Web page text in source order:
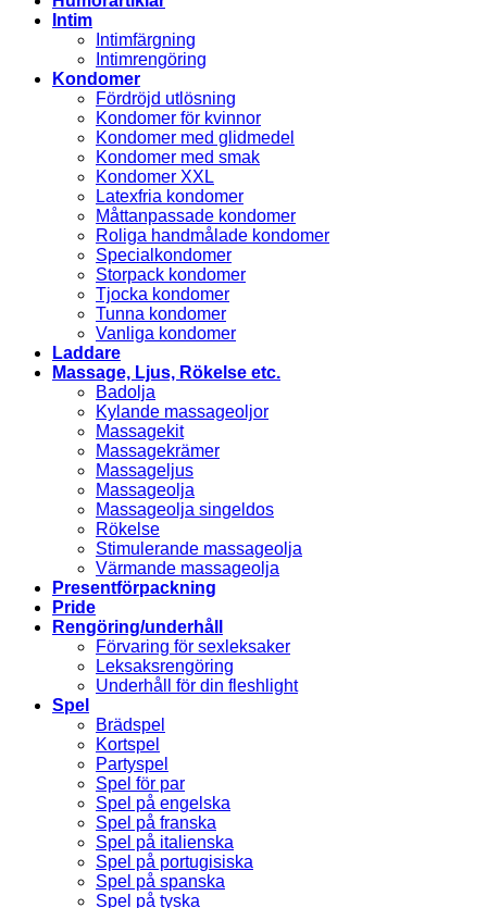
Intim
Intimfärgning
Intimrengöring
Kondomer
Fördröjd utlösning
Kondomer för kvinnor
Kondomer med glidmedel
Kondomer med smak
Kondomer XXL
Latexfria kondomer
Måttanpassade kondomer
Roliga handmålade kondomer
Specialkondomer
Storpack kondomer
Tjocka kondomer
Tunna kondomer
Vanliga kondomer
Laddare
Massage, Ljus, Rökelse etc.
Badolja
Kylande massageoljor
Massagekit
Massagekrämer
Massageljus
Massageolja
Massageolja singeldos
Rökelse
Stimulerande massageolja
Värmande massageolja
Presentförpackning
Pride
Rengöring/underhåll
Förvaring för sexleksaker
Leksaksrengöring
Underhåll för din fleshlight
Spel
Brädspel
Kortspel
Partyspel
Spel för par
Spel på engelska
Spel på franska
Spel på italienska
Spel på portugisiska
Spel på spanska
Spel på tyska